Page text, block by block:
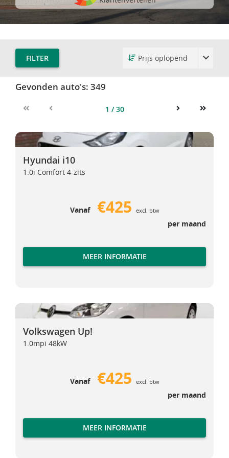
FILTER
Gevonden auto's: 349
1 / 30
Hyundai i10
Hyundai i10
Hyundai i10
1.0i Comfort 4-zits
Vanaf €425 excl. btw
per maand
MEER INFORMATIE
Volkswagen Up!
Volkswagen Up!
Volkswagen Up!
1.0mpi 48kW
Vanaf €425 excl. btw
per maand
MEER INFORMATIE